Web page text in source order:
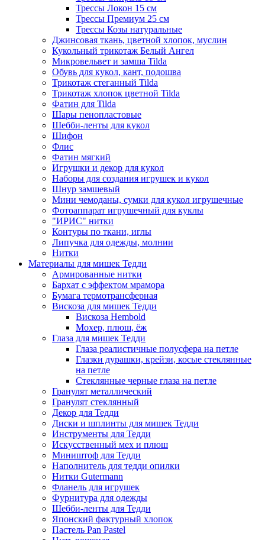
Трессы Локон 15 см
Трессы Премиум 25 см
Трессы Козы натуральные
Джинсовая ткань, цветной хлопок, муслин
Кукольный трикотаж Белый Ангел
Микровельвет и замша Tilda
Обувь для кукол, кант, подошва
Трикотаж стеганный Tilda
Трикотаж хлопок цветной Tilda
Фатин для Tilda
Шары пенопластовые
Шебби-ленты для кукол
Шифон
Флис
Фатин мягкий
Игрушки и декор для кукол
Наборы для создания игрушек и кукол
Шнур замшевый
Мини чемоданы, сумки для кукол игрушечные
Фотоаппарат игрушечный для куклы
"ИРИС" нитки
Контуры по ткани, иглы
Липучка для одежды, молнии
Нитки
Материалы для мишек Тедди
Армированные нитки
Бархат с эффектом мрамора
Бумага термотрансферная
Вискоза для мишек Тедди
Вискоза Hembold
Мохер, плюш, ёж
Глаза для мишек Тедди
Глаза реалистичные полусфера на петле
Глазки дурашки, крейзи, косые стеклянные
на петле
Стеклянные черные глаза на петле
Гранулят металлический
Гранулят стеклянный
Декор для Тедди
Диски и шплинты для мишек Тедди
Инструменты для Тедди
Искусственный мех и плюш
Миништоф для Тедди
Наполнитель для тедди опилки
Нитки Gutermann
Фланель для игрушек
Фурнитура для одежды
Шебби-ленты для Тедди
Японский фактурный хлопок
Пастель Pan Pastel